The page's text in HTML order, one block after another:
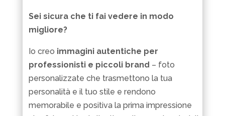
Sei sicura che ti fai vedere in modo
migliore?
Io creo immagini autentiche per
professionisti e piccoli brand – foto
personalizzate che trasmettono la tua
personalità e il tuo stile e rendono
memorabile e positiva la prima impressione